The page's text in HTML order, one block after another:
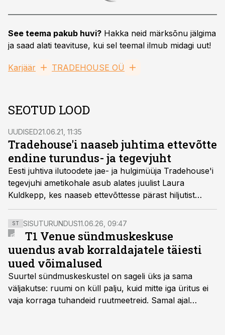
See teema pakub huvi? Hakka neid märksõnu jälgima
ja saad alati teavituse, kui sel teemal ilmub midagi uut!
Karjäär TRADEHOUSE OÜ
SEOTUD LOOD
UUDISED21.06.21, 11:35
Tradehouse'i naaseb juhtima ettevõtte
endine turundus- ja tegevjuht
Eesti juhtiva ilutoodete jae- ja hulgimüüja Tradehouse'i
tegevjuhi ametikohale asub alates juulist Laura
Kuldkepp, kes naaseb ettevõttesse pärast hiljutist
BaltCap’i enamusosaluse omandamist, et viia ellu
omanike plaanid laieneda uutele turgudele.
ST SISUTURUNDUS11.06.26, 09:47
T1 Venue sündmuskeskuse
uuendus avab korraldajatele täiesti
uued võimalused
Suurtel sündmuskeskustel on sageli üks ja sama
väljakutse: ruumi on küll palju, kuid mitte iga üritus ei
vaja korraga tuhandeid ruutmeetreid. Samal ajal